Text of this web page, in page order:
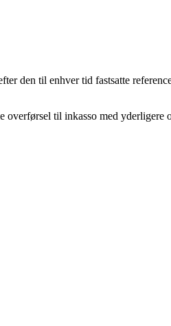
den til enhver tid fastsatte
overførsel til inkasso med yderligere